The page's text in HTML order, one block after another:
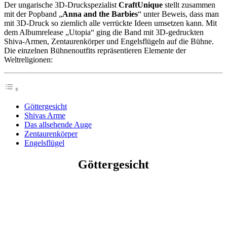
Der ungarische 3D-DruckspezialistCraftUnique stellt zusammen
mit der Popband „Anna and the Barbies“ unter Beweis, dass man
mit 3D-Druck so ziemlich alle verrückte Ideen umsetzen kann. Mit
dem Albumrelease „Utopia“ ging die Band mit 3D-gedruckten
Shiva-Armen, Zentaurenkörper und Engelsflügeln auf die Bühne.
Die einzelnen Bühnenoutfits repräsentieren Elemente der
Weltreligionen:
Göttergesicht
Shivas Arme
Das allsehende Auge
Zentaurenkörper
Engelsflügel
Göttergesicht